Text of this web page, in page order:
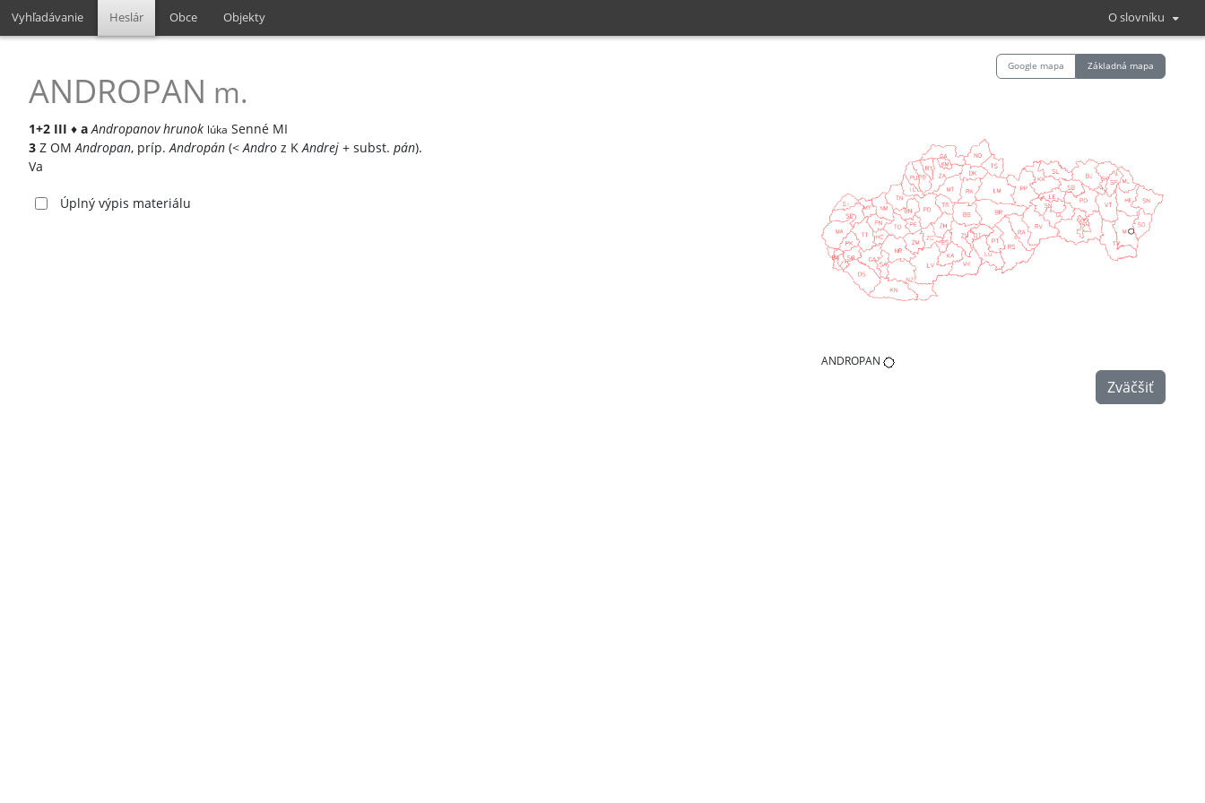
Vyhľadávanie Heslár Obce Objekty O slovníku
ANDROPAN m.
1+2 III ♦ a Andropanov hrunok lúka Senné MI
3 Z OMAndropan, príp.Andropán (<Andro z KAndrej + subst. pán).
Va
Úplný výpis materiálu
Google mapa Základná mapa
ANDROPAN
Zväčšiť